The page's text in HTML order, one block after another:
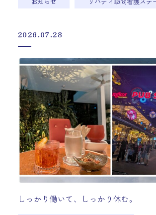
2026.07.28
しっかり働いて、しっかり休む。